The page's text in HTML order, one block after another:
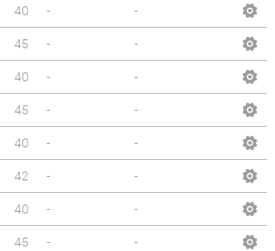
40 -
-
45 -
-
40 -
-
45 -
-
40 -
-
42 -
-
40 -
-
45 -
-